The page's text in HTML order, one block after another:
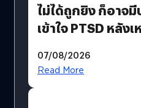
ไม่ได้ถูกยิง ก็อาจ
เข้าใจ PTSD หลัง
07/08/2026
Read More